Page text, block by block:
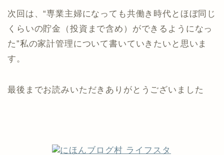
次回は、“専業主婦になっても共働き時代とほぼ同じ
くらいの貯金（投資まで含め）ができるようになっ
た”私の家計管理について書いていきたいと思いま
す。
最後までお読みいただきありがとうございました